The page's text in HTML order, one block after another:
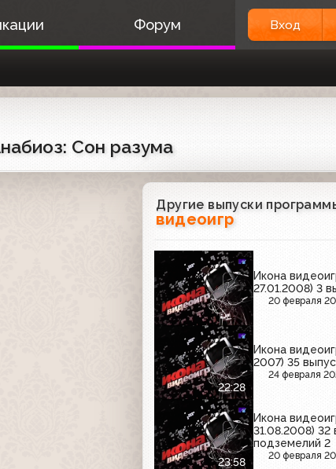
Форум Вход
Сон разума
Другие выпуски
видеоигр
Икона
27.01.2008) 3
20 февраля
22:28
Икона
2007) 35
24 февраля
23:58
Икона
31.08.2008) 32
подземелий 2
20 февраля